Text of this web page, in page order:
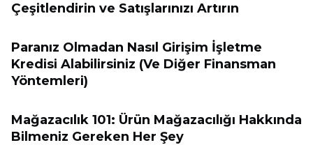
Çeşitlendirin ve Satışlarınızı Artırın
Paranız Olmadan Nasıl Girişim İşletme
Kredisi Alabilirsiniz (Ve Diğer Finansman
Yöntemleri)
Mağazacılık 101: Ürün Mağazacılığı Hakkında
Bilmeniz Gereken Her Şey